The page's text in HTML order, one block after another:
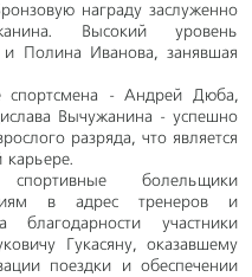
награду заслуженно
Высокий уровень
и Полина Иванова, занявшая
спортсмена - Андрей Дюба,
Вычужанина - успешно
разряда, что является
болельщики
в адрес тренеров и
благодарности участники
Гукасяну, оказавшему
поездки и обеспечении